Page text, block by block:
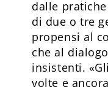
dalle
di due o tre
propensi al
che al
insistenti.
volte e